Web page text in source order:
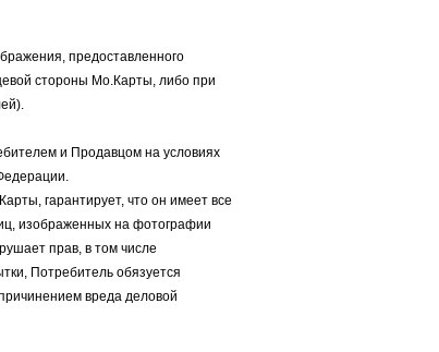
предоставленного
стороны Мо.Карты, либо при
и Продавцом на условиях
гарантирует, что он имеет все
изображенных на фотографии
прав, в том числе
Потребитель обязуется
вреда деловой